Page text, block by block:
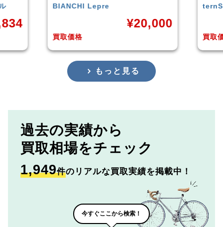
ternSURGE 2021年モデル
買取価格
¥33,249
買取
もっと見る
過去の実績から
買取相場をチェック
1,949件のリアルな買取実績を掲載中！
今すぐここから検索！